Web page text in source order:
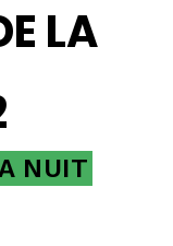
LA
NUIT